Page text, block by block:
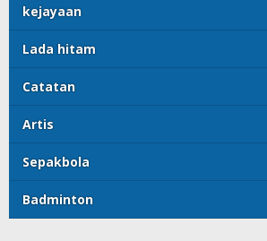
kejayaan
Lada hitam
Catatan
Artis
Sepakbola
Badminton